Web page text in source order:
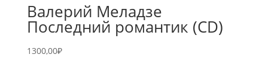
Валерий Меладзе
Последний романтик (CD)
1300,00₽